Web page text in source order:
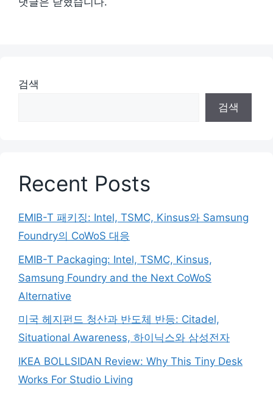
검색
검색
Recent Posts
EMIB-T 패키징: Intel, TSMC, Kinsus와 Samsung
Foundry의 CoWoS 대응
EMIB-T Packaging: Intel, TSMC, Kinsus,
Samsung Foundry and the Next CoWoS
Alternative
미국 헤지펀드 청산과 반도체 반등: Citadel,
Situational Awareness, 하이닉스와 삼성전자
IKEA BOLLSIDAN Review: Why This Tiny Desk
Works For Studio Living